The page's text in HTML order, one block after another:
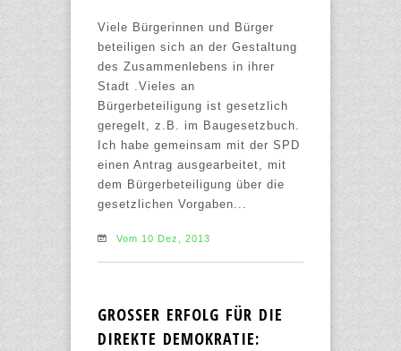
Viele Bürgerinnen und Bürger
beteiligen sich an der Gestaltung
des Zusammenlebens in ihrer
Stadt .Vieles an
Bürgerbeteiligung ist gesetzlich
geregelt, z.B. im Baugesetzbuch.
Ich habe gemeinsam mit der SPD
einen Antrag ausgearbeitet, mit
dem Bürgerbeteiligung über die
gesetzlichen Vorgaben...
Vom 10 Dez, 2013
GROSSER ERFOLG FÜR DIE D
IREKTE DEMOKRATIE: B